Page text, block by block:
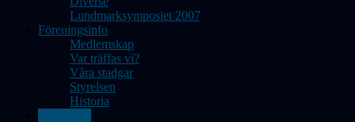
Lundmarksymposiet 2007
Föreningsinfo
Medlemskap
Var träffas vi?
Våra stadgar
Styrelsen
Historia